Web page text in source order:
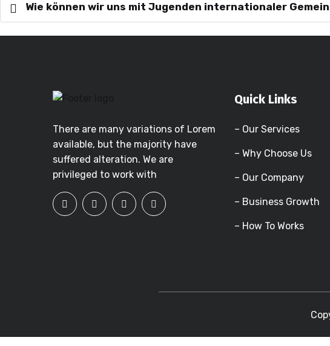
Wie können wir uns mit Jugenden internationaler
There are many variations of Lorem
available, but the majority have
suffered alteration. We are
privileged to work with
Quick Links
– Our Services
– Why Choose Us
– Our Company
– Business Growth
– How To Works